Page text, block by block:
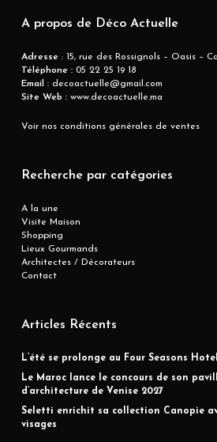
A propos de Déco Actuelle
Adresse : 15, rue des Rossignols – Oasis –
Téléphone :05 22 25 19 18
Email :decoactuelle@gmail.com
Site Web :www.decoactuelle.ma
Voir nos conditions générales de ventes
Recherche par catégories
A la une
Visite Maison
Shopping
Lieux Gourmands
Architectes / Décorateurs
Contact
Articles Récents
L’été se prolonge au Four Seasons
Le Maroc lance le concours de son
d’architecture de Venise 2027
Seletti enrichit sa collection Canopie
visages